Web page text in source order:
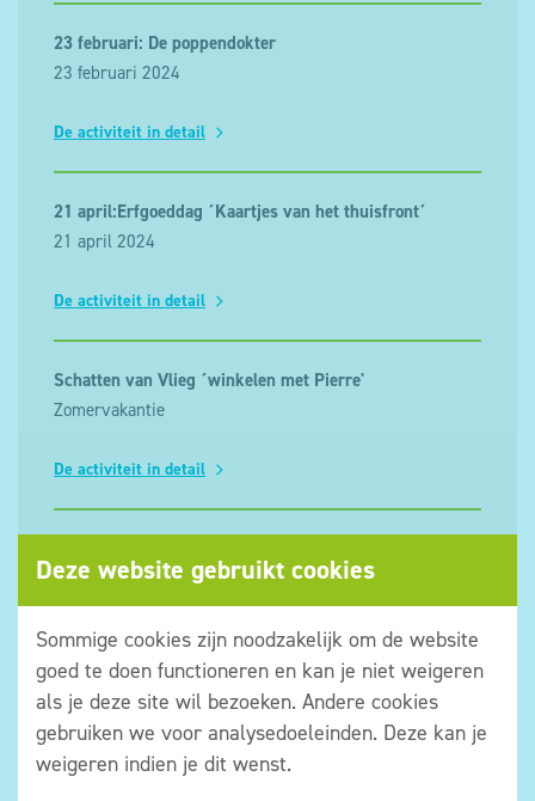
23 februari: De poppendokter
23 februari 2024
De activiteit in detail
21 april:Erfgoeddag ´Kaartjes van het thuisfront´
21 april 2024
De activiteit in detail
Schatten van Vlieg ´winkelen met Pierre'
Zomervakantie
De activiteit in detail
6 juli 2024
Activiteit in detail
6 juli: Wandelhappening - Vlaanderen Feest
6 juli 2024
Deze website gebruikt cookies
Sommige cookies zijn noodzakelijk om de website
goed te doen functioneren en kan je niet weigeren
als je deze site wil bezoeken. Andere cookies
gebruiken we voor analysedoeleinden. Deze kan je
weigeren indien je dit wenst.